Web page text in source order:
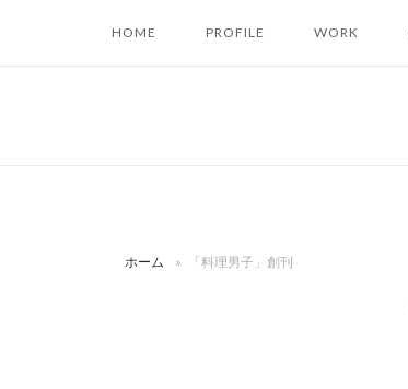
HOME PROFILE WORK
ホーム » 「料理男子」創刊